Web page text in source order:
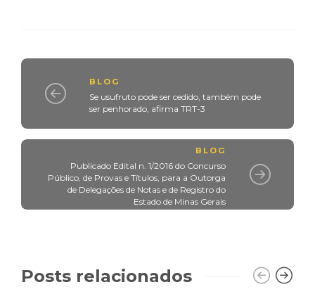
BLOG
Se usufruto pode ser cedido, também pode
ser penhorado, afirma TRT-3
BLOG
Publicado Edital n. 1/2016 do Concurso
Público, de Provas e Títulos, para a Outorga
de Delegações de Notas e de Registro do
Estado de Minas Gerais
Posts relacionados